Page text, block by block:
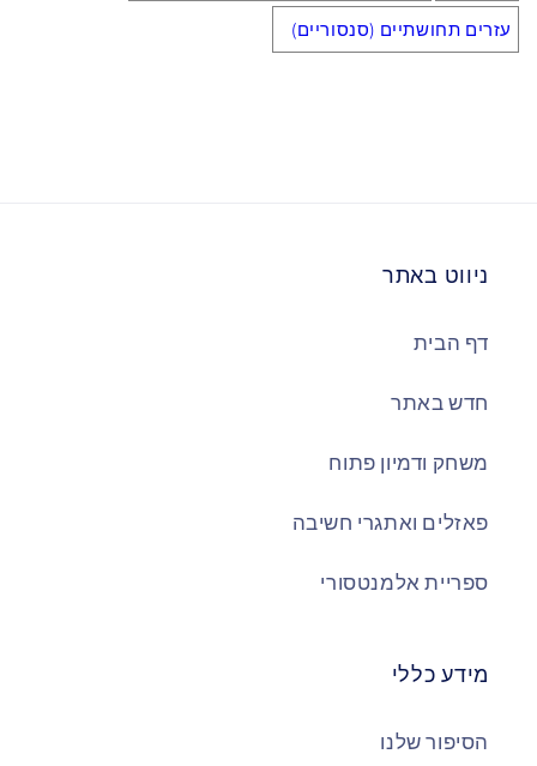
עזרים תחושתיים (סנסוריים)
ניווט באתר
דף הבית
חדש באתר
משחק ודמיון פתוח
פאזלים ואתגרי חשיבה
ספריית אלמנטסורי
מידע כללי
הסיפור שלנו